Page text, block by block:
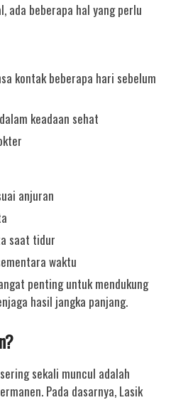
ada beberapa hal yang perlu
kontak beberapa hari sebelum
keadaan sehat
anjuran
saat tidur
waktu
penting untuk mendukung
hasil jangka panjang.
sekali muncul adalah
Pada dasarnya, Lasik